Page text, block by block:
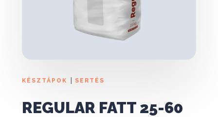
KÉSZTÁPOK | SERTÉS
REGULAR FATT 25-60